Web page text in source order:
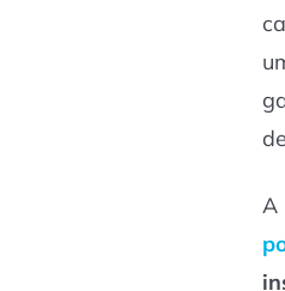
A